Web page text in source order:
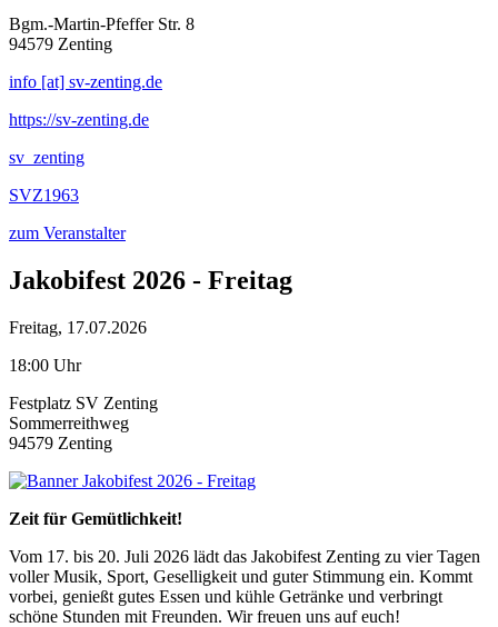
Bgm.-Martin-Pfeffer Str. 8
94579 Zenting
info [at] sv-zenting.de
https://sv-zenting.de
sv_zenting
SVZ1963
zum Veranstalter
Jakobifest 2026 - Freitag
Freitag, 17.07.2026
18:00 Uhr
Festplatz SV Zenting
Sommerreithweg
94579 Zenting
Zeit für Gemütlichkeit!
Vom 17. bis 20. Juli 2026 lädt das Jakobifest Zenting zu vier Tagen
voller Musik, Sport, Geselligkeit und guter Stimmung ein. Kommt
vorbei, genießt gutes Essen und kühle Getränke und verbringt
schöne Stunden mit Freunden. Wir freuen uns auf euch!